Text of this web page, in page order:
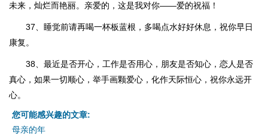
未来，灿烂而艳丽。亲爱的，这是我对你——爱的祝福！
37、睡觉前请再喝一杯板蓝根，多喝点水好好休息，祝你早日
康复。
38、最近是否开心，工作是否用心，朋友是否知心，恋人是否
真心，如果一切顺心，举手画颗爱心，化作天际恒心，祝你永远开
心。
您可能感兴趣的文章:
母亲的年